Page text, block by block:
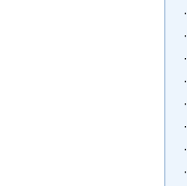
·
·
·
·
·
·
·
·